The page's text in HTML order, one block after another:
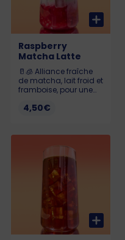
Raspberry
Matcha Latte
🥛🧊 Alliance fraîche
de matcha, lait froid et
framboise, pour une
et vitaminée.
4,50€